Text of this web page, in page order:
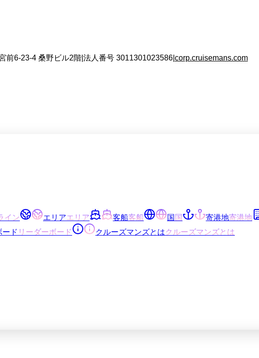
前6-23-4 桑野ビル2階 法人番号 3011301023586 corp.cruisemans.com
イン エリアエリア 客船客船 国国 寄港地寄港地
ード リーダーボード クルーズマンズとはクルーズマンズとは